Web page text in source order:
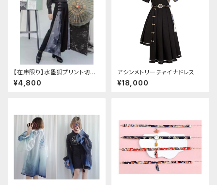
【在庫限り】水墨狐プリント切替
サイドバックルワイドパンツ（Lサ
イズ
¥4,800
アシンメトリーチャイナドレス
¥18,000